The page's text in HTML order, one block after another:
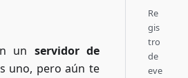
un servidor de
uno, pero aún te
Re
gis
tro
de
eve